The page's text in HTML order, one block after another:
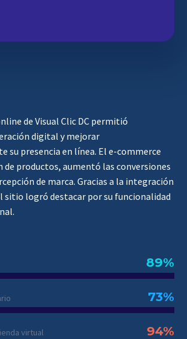
de Visual Clic DC permitió
digital y mejorar
su presencia en línea. El e-commerce
productos, aumentó las conversiones
de marca. Gracias a la integración
sitio logró destacar por su funcionalidad
89%
73%
virtual 94%